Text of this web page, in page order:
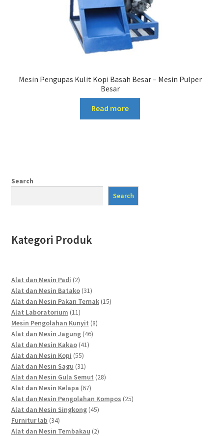
Mesin Pengupas Kulit Kopi Basah Besar – Mesin Pulper
Besar
Read more
Search
Search
Kategori Produk
Alat dan Mesin Padi 22
products
Alat dan Mesin Batako 3131
products
Alat dan Mesin Pakan Ternak 1515
Alat Laboratorium 1111
products
Mesin Pengolahan Kunyit 88
Alat dan Mesin Jagung 4646
Alat dan Mesin Kakao 4141
Alat dan Mesin Kopi 5555
products
Alat dan Mesin Sagu 3131
products
Alat dan Mesin Gula Semut 2828
Alat dan Mesin Kelapa 6767
products
Alat dan Mesin Pengolahan Kompos 2525
Alat dan Mesin Singkong 4545
Furnitur lab 3434
products
Alat dan Mesin Tembakau 22